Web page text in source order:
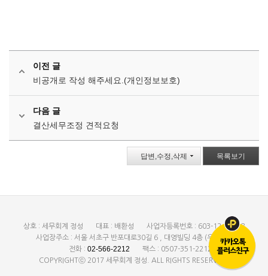
이전 글
비공개로 작성 해주세요.(개인정보보호)
다음 글
결산세무조정 견적요청
답변,수정,삭제 목록보기
상호 : 세무회계 정성 대표 : 배환성
사업자등록번호 : 603-12-28208
사업장주소 : 서울 서초구 반포대로30길 6 , 대영빌딩 4층 (우:137-873)
전화 : 02-566-2212
팩스 : 0507-351-2212
COPYRIGHTⓒ 2017 세무회계 정성. ALL RIGHTS RESERVED.